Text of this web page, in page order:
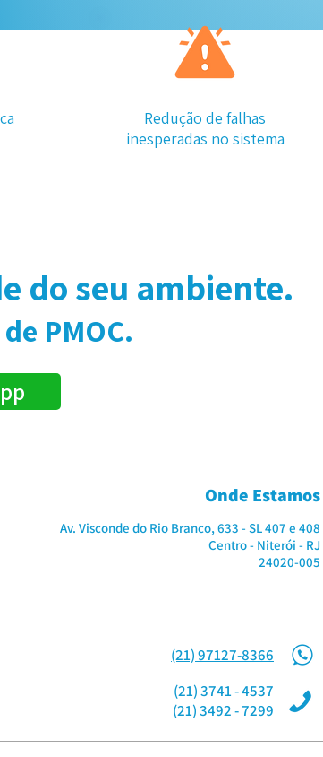
Redução de falhas
inesperadas no sistema​
do seu ambiente.
PMOC.
Onde Estamos
Av. Visconde do Rio Branco, 633 - SL 407 e 408
Centro - Niterói - RJ
24020-005
(21) 97127-8366
(21) 3741 - 4537
(21) 3492 - 7299